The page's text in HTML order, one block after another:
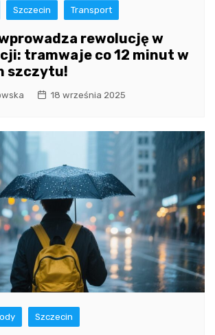
Szczecin Transport
rewolucję w
tramwaje co 12 minut w
szczytu!
18 września 2025
Szczecin